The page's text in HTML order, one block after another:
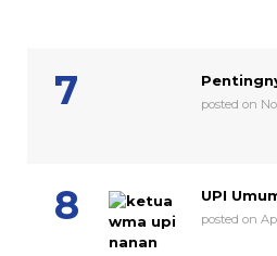
posted on
UPI
posted on